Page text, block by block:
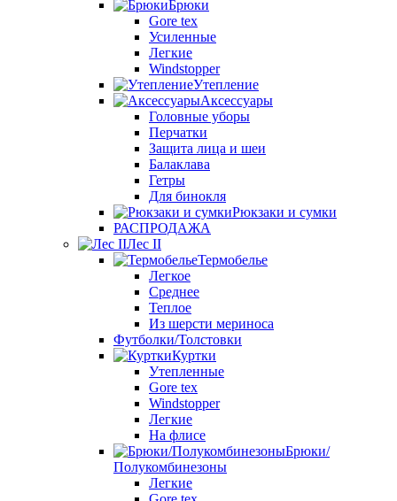
Брюки
Gore tex
Усиленные
Легкие
Windstopper
Утепление
Аксессуары
Головные уборы
Перчатки
Защита лица и шеи
Балаклава
Гетры
Для бинокля
Рюкзаки и сумки
РАСПРОДАЖА
Лес II
Термобелье
Легкое
Среднее
Теплое
Из шерсти мериноса
Футболки/Толстовки
Куртки
Утепленные
Gore tex
Windstopper
Легкие
На флисе
Брюки/
Полукомбинезоны
Легкие